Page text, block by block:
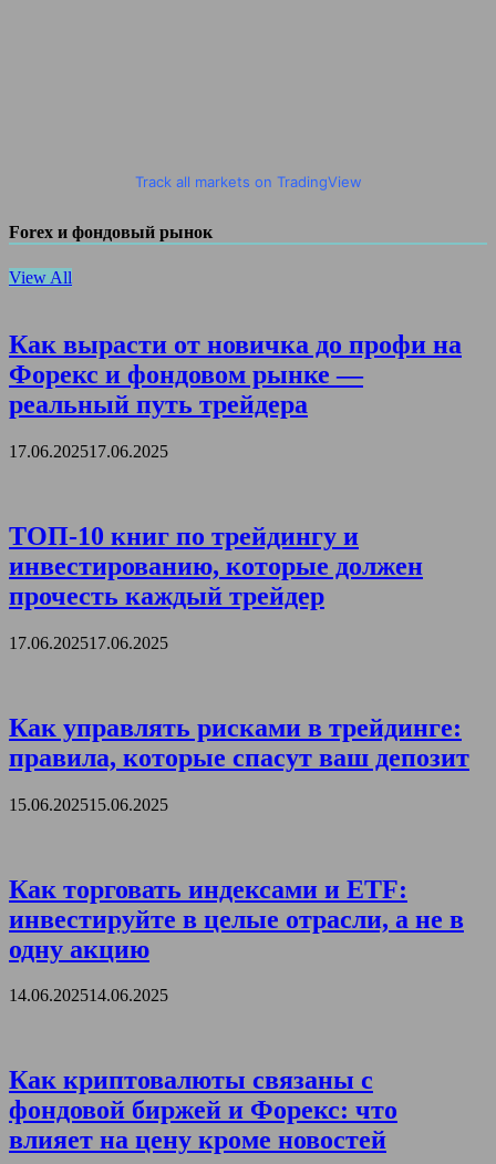
Track all markets on TradingView
Forex и фондовый рынок
View All
Как вырасти от новичка до профи на
Форекс и фондовом рынке —
реальный путь трейдера
17.06.202517.06.2025
ТОП-10 книг по трейдингу и
инвестированию, которые должен
прочесть каждый трейдер
17.06.202517.06.2025
Как управлять рисками в трейдинге:
правила, которые спасут ваш депозит
15.06.202515.06.2025
Как торговать индексами и ETF:
инвестируйте в целые отрасли, а не в
одну акцию
14.06.202514.06.2025
Как криптовалюты связаны с
фондовой биржей и Форекс: что
влияет на цену кроме новостей